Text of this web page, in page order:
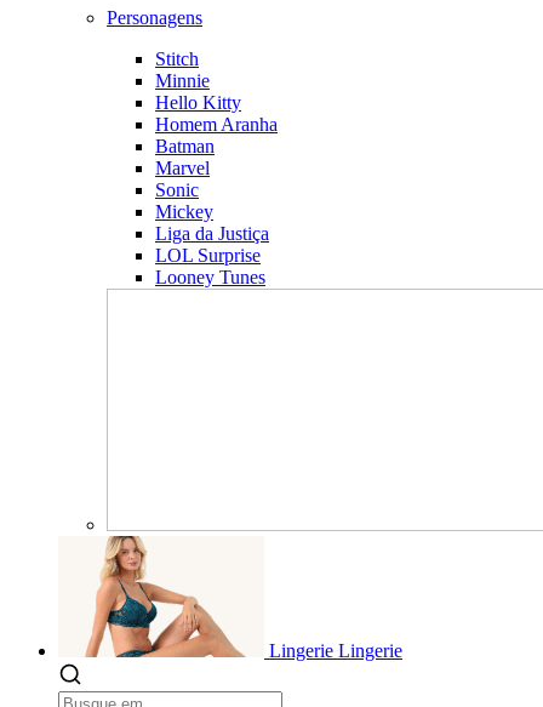
Personagens
Stitch
Minnie
Hello Kitty
Homem Aranha
Batman
Marvel
Sonic
Mickey
Liga da Justiça
LOL Surprise
Looney Tunes
Lingerie Lingerie